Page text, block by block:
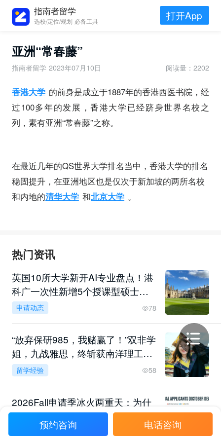
指南者留学
选校/定位/规划 必备工具 打开App
亚洲“常春藤”
指南者留学 2023年07月10日 阅读量：2202
香港大学 的前身是成立于1887年的香港西医书院，经
过100多年的发展，香港大学已经跻身世界名校之
列，素有亚洲“常春藤”之称。
在最近几年的QS世界大学排名当中，香港大学的排名
稳固提升，在亚洲地区也是仅次于新加坡的两所名校
和内地的清华大学 和北京大学 。
热门资讯
英国10所大学新开AI专业盘点！港
科广一次性新增5个授课型硕士，
央国企偏爱哪几类留学专业？
申请动态 78
“放弃保研985，我赌赢了！”双非学
姐，九战雅思，终斩获南洋理工双
录取！
留学经验 58
2026Fall申请季冰火两重天：为什
么你选的"洼地"一夜变成高地？
申请解析 57
预约咨询 电话咨询